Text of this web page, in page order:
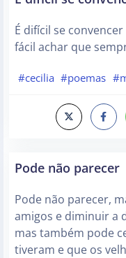
É difícil se
fácil achar que
#cecilia #poemas
Pode não parecer
Pode não parecer,
amigos e diminuir a
mas também pode
tiveram e que os